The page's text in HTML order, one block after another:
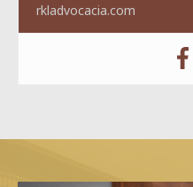
rkladvocacia.com